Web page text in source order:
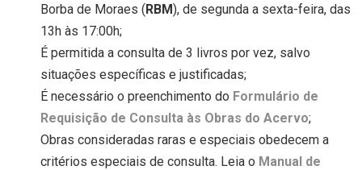
Borba de Moraes (RBM), de segunda a sexta-feira, das
13h às 17:00h;
É permitida a consulta de 3 livros por vez, salvo
situações específicas e justificadas;
É necessário o preenchimento do Formulário de
Requisição de Consulta às Obras do Acervo;
Obras consideradas raras e especiais obedecem a
critérios especiais de consulta. Leia o Manual de